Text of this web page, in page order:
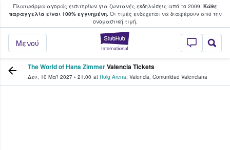
Πλατφόρμα αγοράς εισιτηρίων για ζωντανές εκδηλώσεις από το 2009. Κάθε
παραγγελία είναι 100% εγγυημένη.Οι τιμές ενδέχεται να διαφέρουν από την
oνομαστική τιμή.
StubHub - Όπου
Μενού
φαν αγοράζουν και πουλούν
The World of Hans ZimmerValencia Tickets
Δευ, 10 Μαΐ 2027 • 21:00 at Roig Arena, Valencia, Comunidad Valenciana